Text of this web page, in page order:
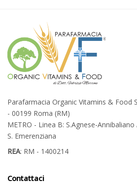
Parafarmacia Organic Vitamins & Food
- 00199 Roma (RM)
METRO - Linea B: S.Agnese-Annibaliano
S. Emerenziana
REA: RM - 1400214
Contattaci